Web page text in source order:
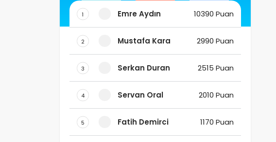
1 Emre Aydın 10390 Puan
2 Mustafa Kara 2990 Puan
3 Serkan Duran 2515 Puan
4 Servan Oral 2010 Puan
5 Fatih Demirci 1170 Puan